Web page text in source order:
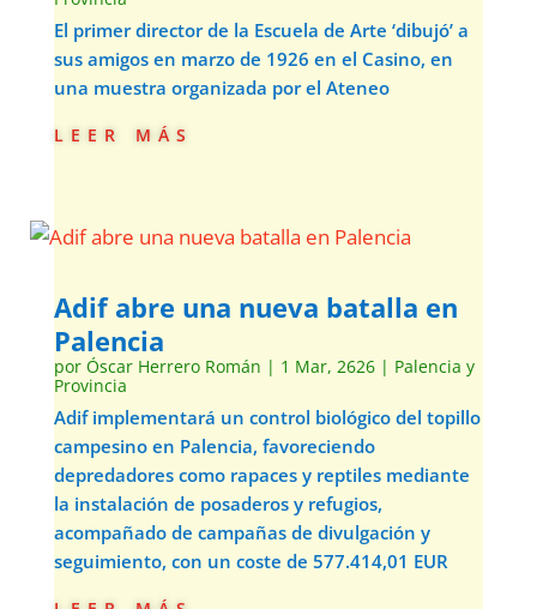
El primer director de la Escuela de Arte ‘dibujó’ a
sus amigos en marzo de 1926 en el Casino, en
una muestra organizada por el Ateneo
leer más
Adif abre una nueva batalla en
Palencia
por Óscar Herrero Román | 1 Mar, 2626| Palencia y
Provincia
Adif implementará un control biológico del topillo
campesino en Palencia, favoreciendo
depredadores como rapaces y reptiles mediante
la instalación de posaderos y refugios,
acompañado de campañas de divulgación y
seguimiento, con un coste de 577.414,01 EUR